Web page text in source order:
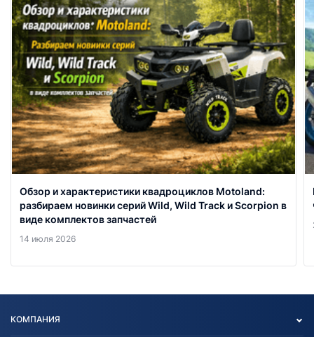
Обзор и характеристики квадроциклов Motoland:
разбираем новинки серий Wild, Wild Track и Scorpion в
виде комплектов запчастей
14 июля 2026
КОМПАНИЯ